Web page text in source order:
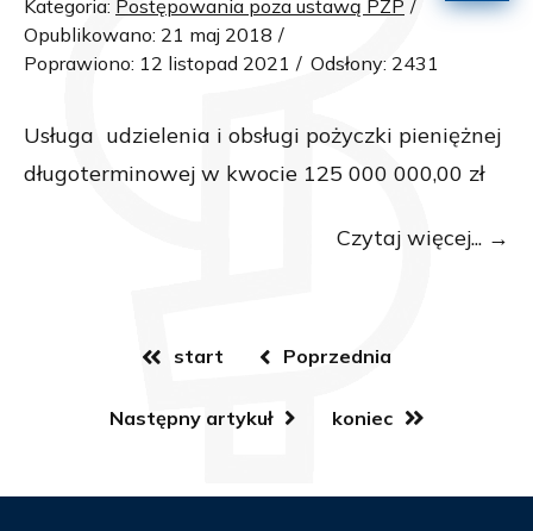
Kategoria: Postępowania poza ustawą PZP
Opublikowano: 21 maj 2018
Poprawiono: 12 listopad 2021
Odsłony: 2431
Usługa udzielenia i obsługi pożyczki pieniężnej
długoterminowej w kwocie 125 000 000,00 zł
Czytaj więcej...
start Poprzednia
Następny artykuł koniec